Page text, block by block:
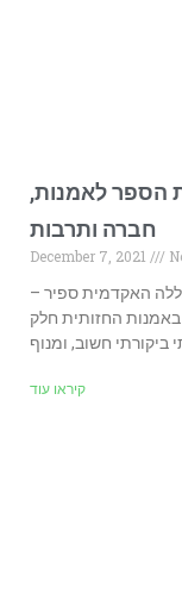
הספר לאמנות,
חברה ותרבות
December 7, 2021
האקדמית ספיר –
באמנות החזותית חלק
ביקורתי חשוב, ומנוף
קיראו עוד